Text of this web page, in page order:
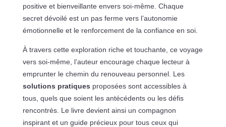
positive et bienveillante envers soi-même. Chaque
secret dévoilé est un pas ferme vers l’autonomie
émotionnelle et le renforcement de la confiance en soi.
À travers cette exploration riche et touchante, ce voyage
vers soi-même, l’auteur encourage chaque lecteur à
emprunter le chemin du renouveau personnel. Les
solutions pratiques proposées sont accessibles à
tous, quels que soient les antécédents ou les défis
rencontrés. Le livre devient ainsi un compagnon
inspirant et un guide précieux pour tous ceux qui